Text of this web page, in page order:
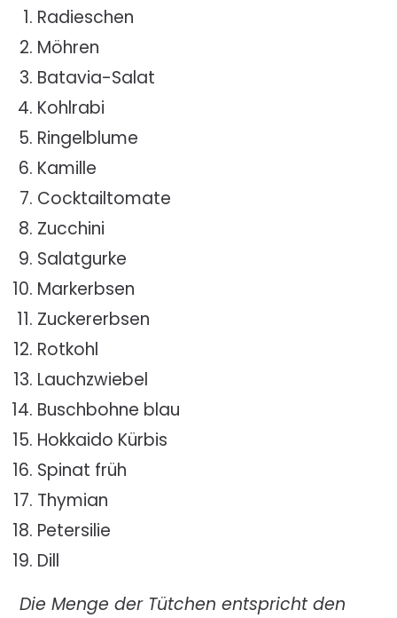
Radieschen
Möhren
Batavia-Salat
Kohlrabi
Ringelblume
Kamille
Cocktailtomate
Zucchini
Salatgurke
Markerbsen
Zuckererbsen
Rotkohl
Lauchzwiebel
Buschbohne blau
Hokkaido Kürbis
Spinat früh
Thymian
Petersilie
Dill
Die Menge der Tütchen entspricht den